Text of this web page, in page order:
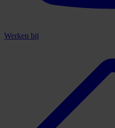
Werken bij